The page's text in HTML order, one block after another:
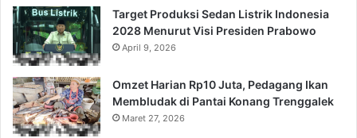
Target Produksi Sedan Listrik Indonesia
2028 Menurut Visi Presiden Prabowo
April 9, 2026
Omzet Harian Rp10 Juta, Pedagang Ikan
Membludak di Pantai Konang Trenggalek
Maret 27, 2026